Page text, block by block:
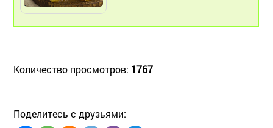
Количество просмотров: 1767
Поделитесь с друзьями: